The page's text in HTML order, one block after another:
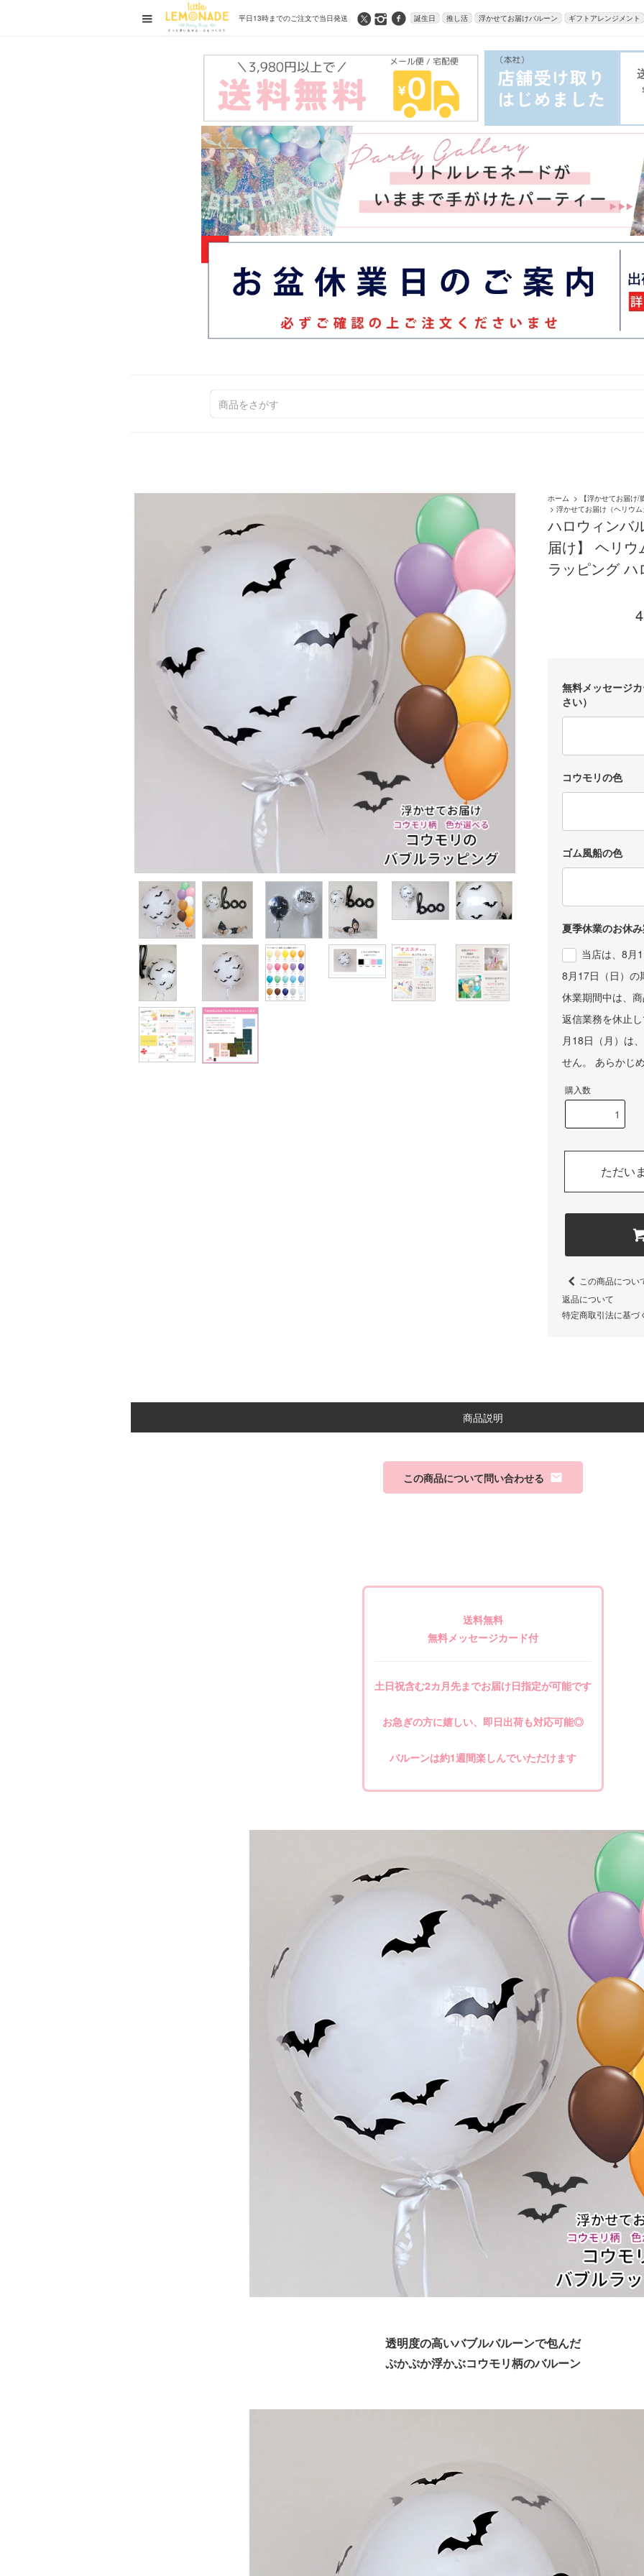
平日13時までのご注文で当日発送 誕生日 推し活 浮かせてお届けバルーン ギフトアレンジメント
ホーム >
【浮かせてお届け
> 浮かせてお届け（ヘリウ
ハロウィンバ
届け】 ヘリ
ラッピング
無料メッセージ
さい）
コウモリの色
ゴム風船の色
夏季休業のお休
当店は、8月
8月17日（日）の
休業期間中は、
返信業務を休止
月18日（月）は
せん。 あらかじ
購入数
ただい
この商品につい
返品について
特定商取引法に基づ
商品説明
この商品について問い合わせる
送料無料
無料メッセージカード付
土日祝含む2カ月先までお届け日指定が可能です
お急ぎの方に嬉しい、即日出荷も対応可能◎
バルーンは約1週間楽しんでいただけます
透明度の高いバブルバルーンで包んだ
ぷかぷか浮かぶコウモリ柄のバルーン